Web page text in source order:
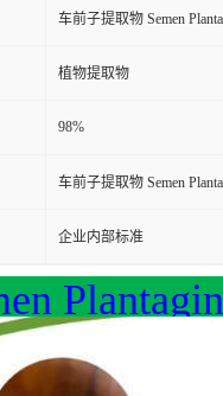
车前子提取物 Semen
植物提取物
98%
车前子提取物 Semen
企业内部标准